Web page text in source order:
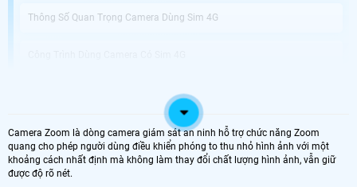
Thông Số Quan Trọng Camera Dùng Sim 4G
Camera An Thành Phát Lắp Camera Dùng Sim 4G Giá Rẻ
Lắp Camera Dùng Sim 4G là lựa chọn hoàn hảo cho việc giám sát từ xa và bảo
vệ an ninh tại những vị trí không có sẵn kết nối wifi. Với thiết kế tiện lợi và tính
năng nổi bật, đây là giải pháp hiệu quả để quản lý và giám sát căn nhà, cửa
hàng, văn phòng hay bất kỳ không gian nào khác mà bạn quan tâm. Camera
Camera Zoom là dòng camera giám sát an ninh hỗ trợ chức năng Zoom
quang cho phép người dùng điều khiển phóng to thu nhỏ hình ảnh với một
khoảng cách nhất định mà không làm thay đổi chất lượng hình ảnh, vẫn giữ
được độ rõ nét.